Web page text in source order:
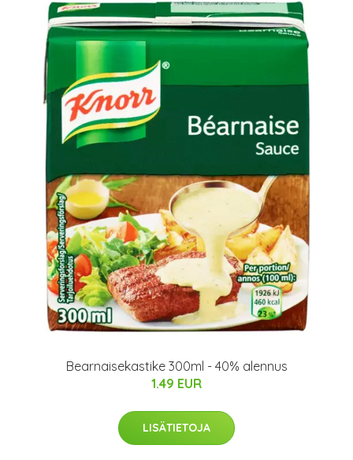
Bearnaisekastike 300ml - 40% alennus
1.49 EUR
LISÄTIETOJA